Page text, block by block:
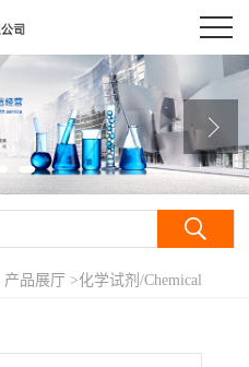
产品展厅 >化学试剂/Chemical